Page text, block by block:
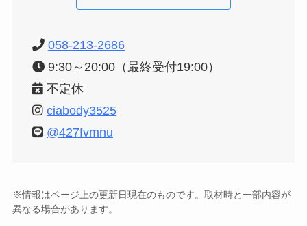
058-213-2686
9:30～20:00（最終受付19:00）
不定休
ciabody3525
@427fvmnu
※情報はページ上の更新日現在のものです。取材時と一部内容が
異なる場合があります。